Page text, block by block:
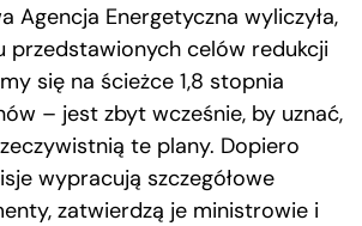
Agencja Energetyczna wyliczyła,
przedstawionych celów redukcji
się na ścieżce 1,8 stopnia
– jest zbyt wcześnie, by uznać,
te plany. Dopiero
wypracują szczegółowe
zatwierdzą je ministrowie i